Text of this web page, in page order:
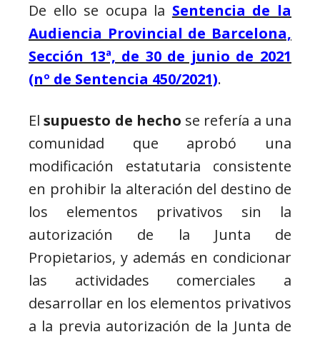
De ello se ocupa la Sentencia de la
Audiencia Provincial de Barcelona,
Sección 13ª, de 30 de junio de 2021
(nº de Sentencia 450/2021).
Elsupuesto de hecho se refería a una
comunidad que aprobó una
modificación estatutaria consistente
en prohibir la alteración del destino de
los elementos privativos sin la
autorización de la Junta de
Propietarios, y además en condicionar
las actividades comerciales a
desarrollar en los elementos privativos
a la previa autorización de la Junta de